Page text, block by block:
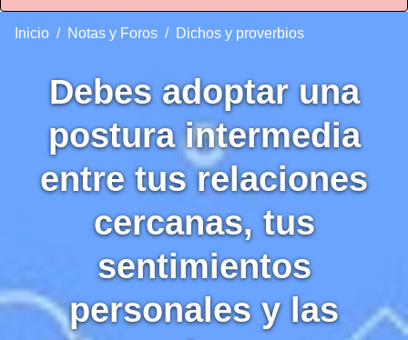
Inicio Notas y Foros Dichos y proverbios
Debes adoptar una
postura intermedia
entre tus relaciones
cercanas, tus
sentimientos
personales y las